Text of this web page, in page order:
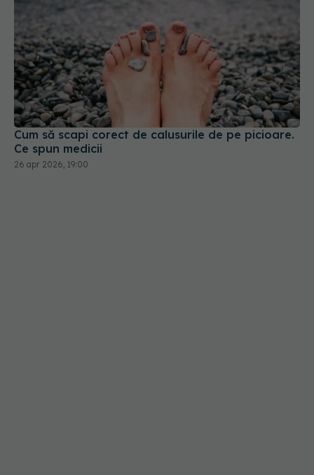
Cum să scapi corect de calusurile de pe picioare.
Ce spun medicii
26 apr 2026, 19:00